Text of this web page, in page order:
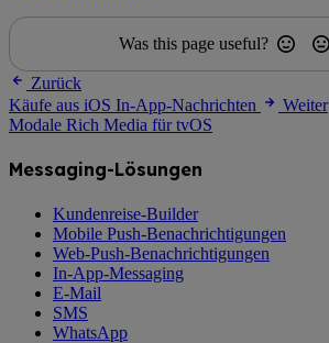
Was this page useful?
Zurück
Käufe aus iOS In-App-Nachrichten
Weiter
Modale Rich Media für tvOS
Messaging-Lösungen
Kundenreise-Builder
Mobile Push-Benachrichtigungen
Web-Push-Benachrichtigungen
In-App-Messaging
E-Mail
SMS
WhatsApp